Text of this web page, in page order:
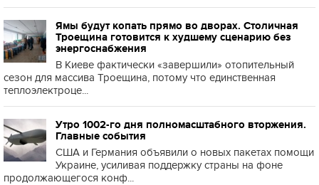
Ямы будут копать прямо во дворах. Столичная
Троещина готовится к худшему сценарию без
энергоснабжения
В Киеве фактически «завершили» отопительный
сезон для массива Троещина, потому что единственная
теплоэлектроце...
Утро 1002-го дня полномасштабного вторжения.
Главные события
США и Германия объявили о новых пакетах помощи
Украине, усиливая поддержку страны на фоне
продолжающегося конф...